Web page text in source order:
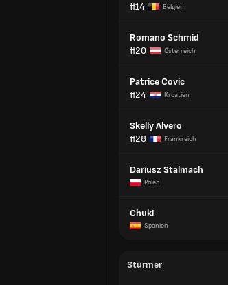
#14
Belgien
Romano Schmid
#20
Österreich
Patrice Covic
#24
Kroatien
Skelly Alvero
#28
Frankreich
Dariusz Stalmach
Polen
Chuki
Spanien
Stürmer